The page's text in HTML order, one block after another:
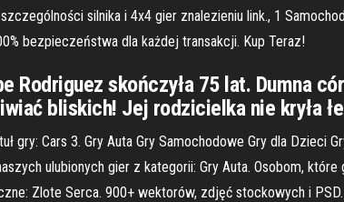
silnika i 4x4 gier znalezieniu link., 1
bezpieczeństwa dla każdej transakcji. Kup Teraz!
Rodriguez skończyła 75 lat. Dumna
bliskich! Jej rodzicielka nie kryła
gry: Cars 3. Gry Auta Gry Samochodowe Gry dla Dzieci
ulubionych gier z kategorii: Gry Auta. Osobom,
Zlote Serca. 900+ wektorów, zdjęć stockowych i